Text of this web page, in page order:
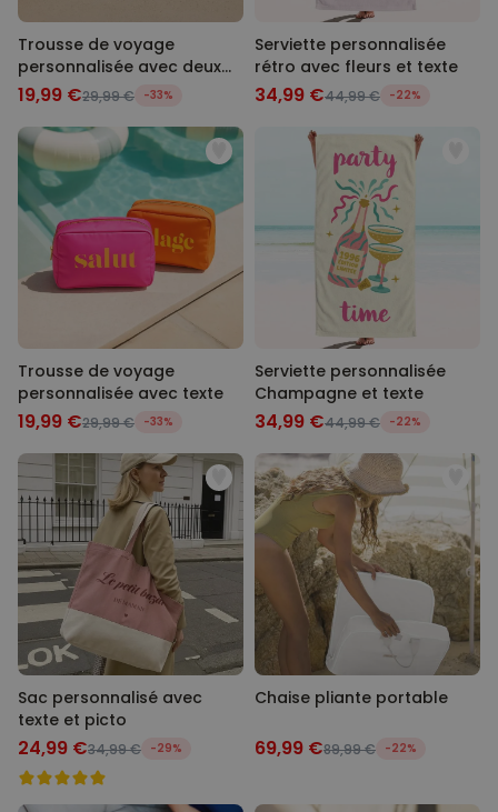
Trousse de voyage
personnalisée avec deux
lignes
19,99 €29,99 € -33%
Serviette personnalisée
rétro avec fleurs et texte
34,99 €44,99 € -22%
Trousse de voyage
personnalisée avec texte
19,99 €29,99 € -33%
Serviette personnalisée
Champagne et texte
34,99 €44,99 € -22%
Sac personnalisé avec
texte et picto
24,99 €34,99 € -29%
Chaise pliante portable
69,99 €89,99 € -22%